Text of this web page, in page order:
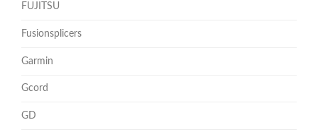
FUJITSU
Fusionsplicers
Garmin
Gcord
GD